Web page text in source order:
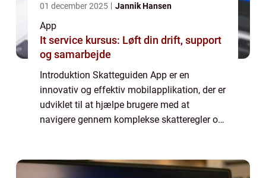
01 december 2025 Jannik Hansen
App
It service kursus: Løft din drift, support
og samarbejde
Introduktion Skatteguiden App er en
innovativ og effektiv mobilapplikation, der er
udviklet til at hjælpe brugere med at
navigere gennem komplekse skatteregler og
...